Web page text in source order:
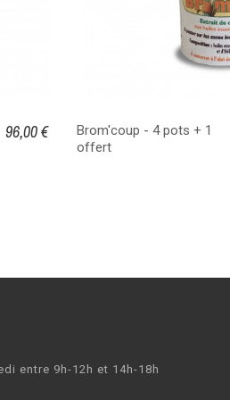
96,00 €
Brom'coup - 4 pots + 1
offert
entre 9h-12h et 14h-18h